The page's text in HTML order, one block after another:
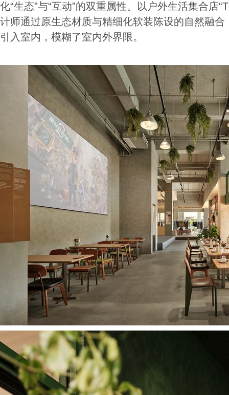
化“生态”与“互动”的双重属性。以户外生活集合店
计师通过原生态材质与精细化软装陈设的自然融
引入室内，模糊了室内外界限。